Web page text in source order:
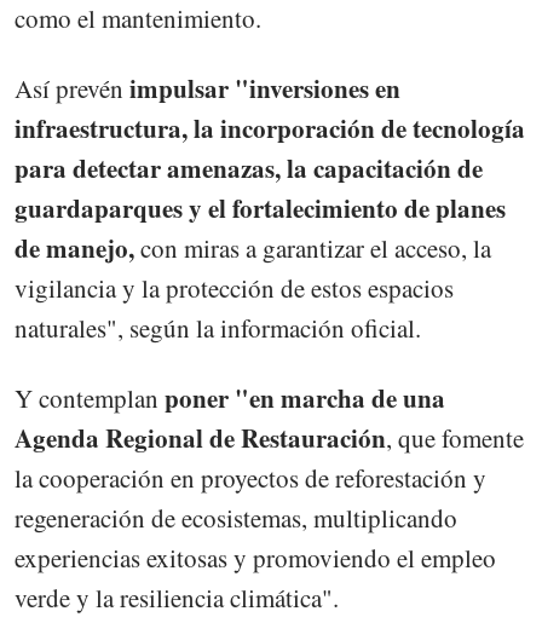
como el mantenimiento.
Así prevén impulsar "inversiones en
infraestructura, la incorporación de tecnología
para detectar amenazas, la capacitación de
guardaparques y el fortalecimiento de planes
de manejo,con miras a garantizar el acceso, la
vigilancia y la protección de estos espacios
naturales", según la información oficial.
Y contemplan poner "en marcha de una
Agenda Regional de Restauración, que fomente
la cooperación en proyectos de reforestación y
regeneración de ecosistemas, multiplicando
experiencias exitosas y promoviendo el empleo
verde y la resiliencia climática".